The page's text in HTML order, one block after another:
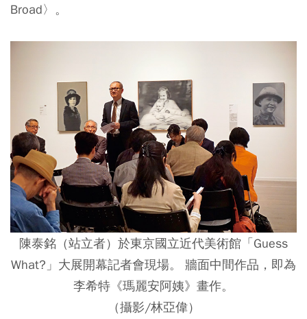
Broad〉。
陳泰銘（站立者）於東京國立近代美術館「Guess
What?」大展開幕記者會現場。 牆面中間作品，即為
李希特《瑪麗安阿姨》畫作。
（攝影/林亞偉）